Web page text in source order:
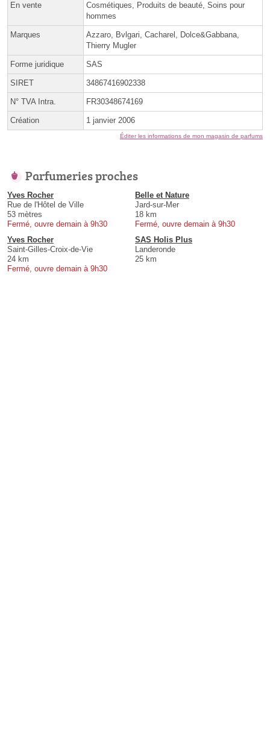
En vente
Cosmétiques, Produits de beauté, Soins pour
hommes
Marques
Azzaro, Bvlgari, Cacharel, Dolce&Gabbana,
Thierry Mugler
Forme juridique SAS
SIRET 34867416902338
N° TVA Intra. FR30348674169
Création 1 janvier 2006
Éditer les informations de mon magasin de parfums
Parfumeries proches
Yves Rocher
Rue de l'Hôtel de Ville
53 mètres
Fermé, ouvre demain à 9h30
Belle et Nature
Jard-sur-Mer
18 km
Fermé, ouvre demain à 9h30
Yves Rocher
Saint-Gilles-Croix-de-Vie
24 km
Fermé, ouvre demain à 9h30
SAS Holis Plus
Landeronde
25 km